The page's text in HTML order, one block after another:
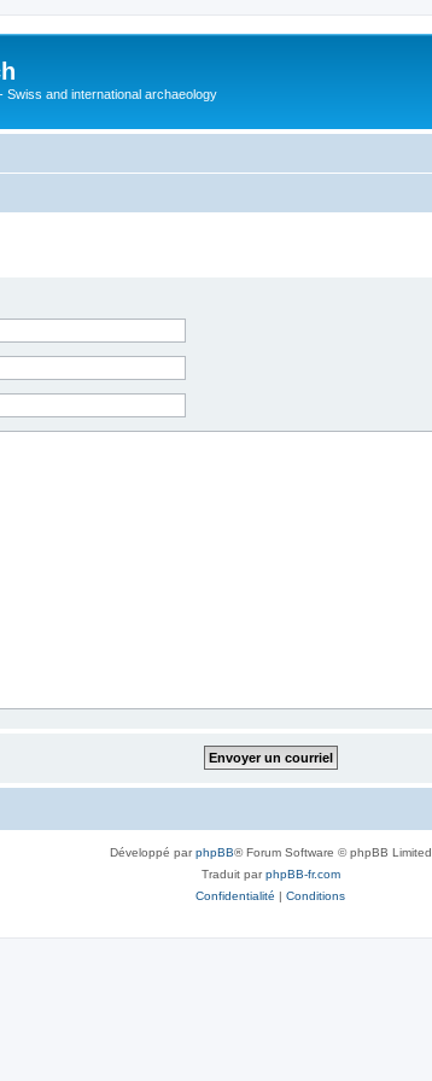
Swiss and international archaeology
Développé parphpBB® Forum Software © phpBB Limited
Traduit parphpBB-fr.com
Confidentialité | Conditions